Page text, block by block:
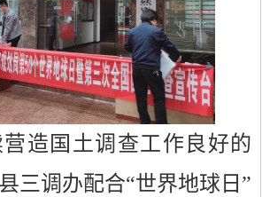
营造国土调查工作良好的
县三调办配合“世界地球日”